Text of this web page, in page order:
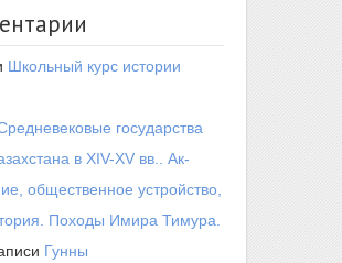
Школьный курс истории
государства
в XIV-XV вв.. Ак-
общественное устройство,
Походы Имира Тимура.
Гунны